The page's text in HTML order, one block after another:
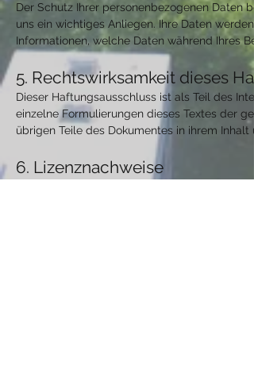
Der Schutz Ihrer personenbezogenen Daten
uns ein wichtiges Anliegen. Ihre Daten
Informationen, welche Daten während Ihres
5. Rechtswirksamkeit dieses
Dieser Haftungsausschluss ist als Teil des
einzelne Formulierungen dieses Textes der
übrigen Teile des Dokumentes in ihrem
6. Lizenznachweise